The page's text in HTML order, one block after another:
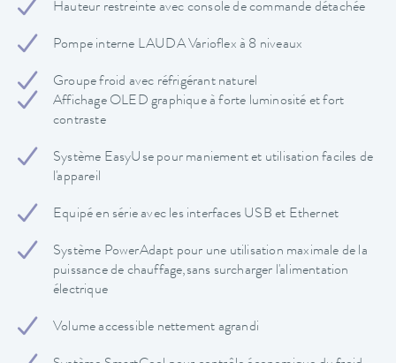
Hauteur restreinte avec console de commande détachée
Pompe interne LAUDA Varioflex à 8 niveaux
Groupe froid avec réfrigérant naturel
Affichage OLED graphique à forte luminosité et fort
contraste
Système EasyUse pour maniement et utilisation faciles de
l'appareil
Equipé en série avec les interfaces USB et Ethernet
Système PowerAdapt pour une utilisation maximale de la
puissance de chauffage,sans surcharger l'alimentation
électrique
Volume accessible nettement agrandi